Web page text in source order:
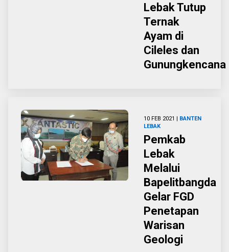
Lebak Tutup
Ternak
Ayam di
Cileles dan
Gunungkencana
10 FEB 2021 | BANTEN
LEBAK
Pemkab
Lebak
Melalui
Bapelitbangda
Gelar FGD
Penetapan
Warisan
Geologi